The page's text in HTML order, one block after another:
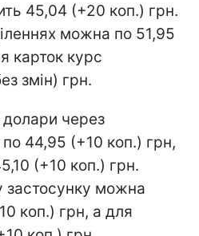
45,04 (+20 коп.) грн.
можна по 51,95
карток курс
змін) грн.
через
44,95 (+10 коп.) грн,
(+10 коп.) грн.
застосунку можна
коп.) грн, а для